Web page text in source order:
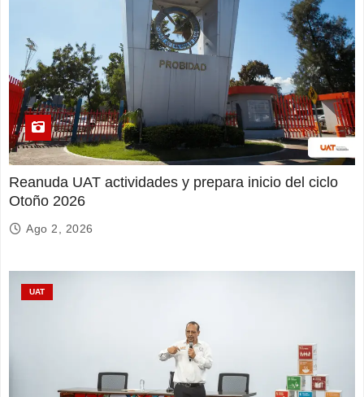
Reanuda UAT actividades y prepara inicio del ciclo
Otoño 2026
Ago 2, 2026
UAT